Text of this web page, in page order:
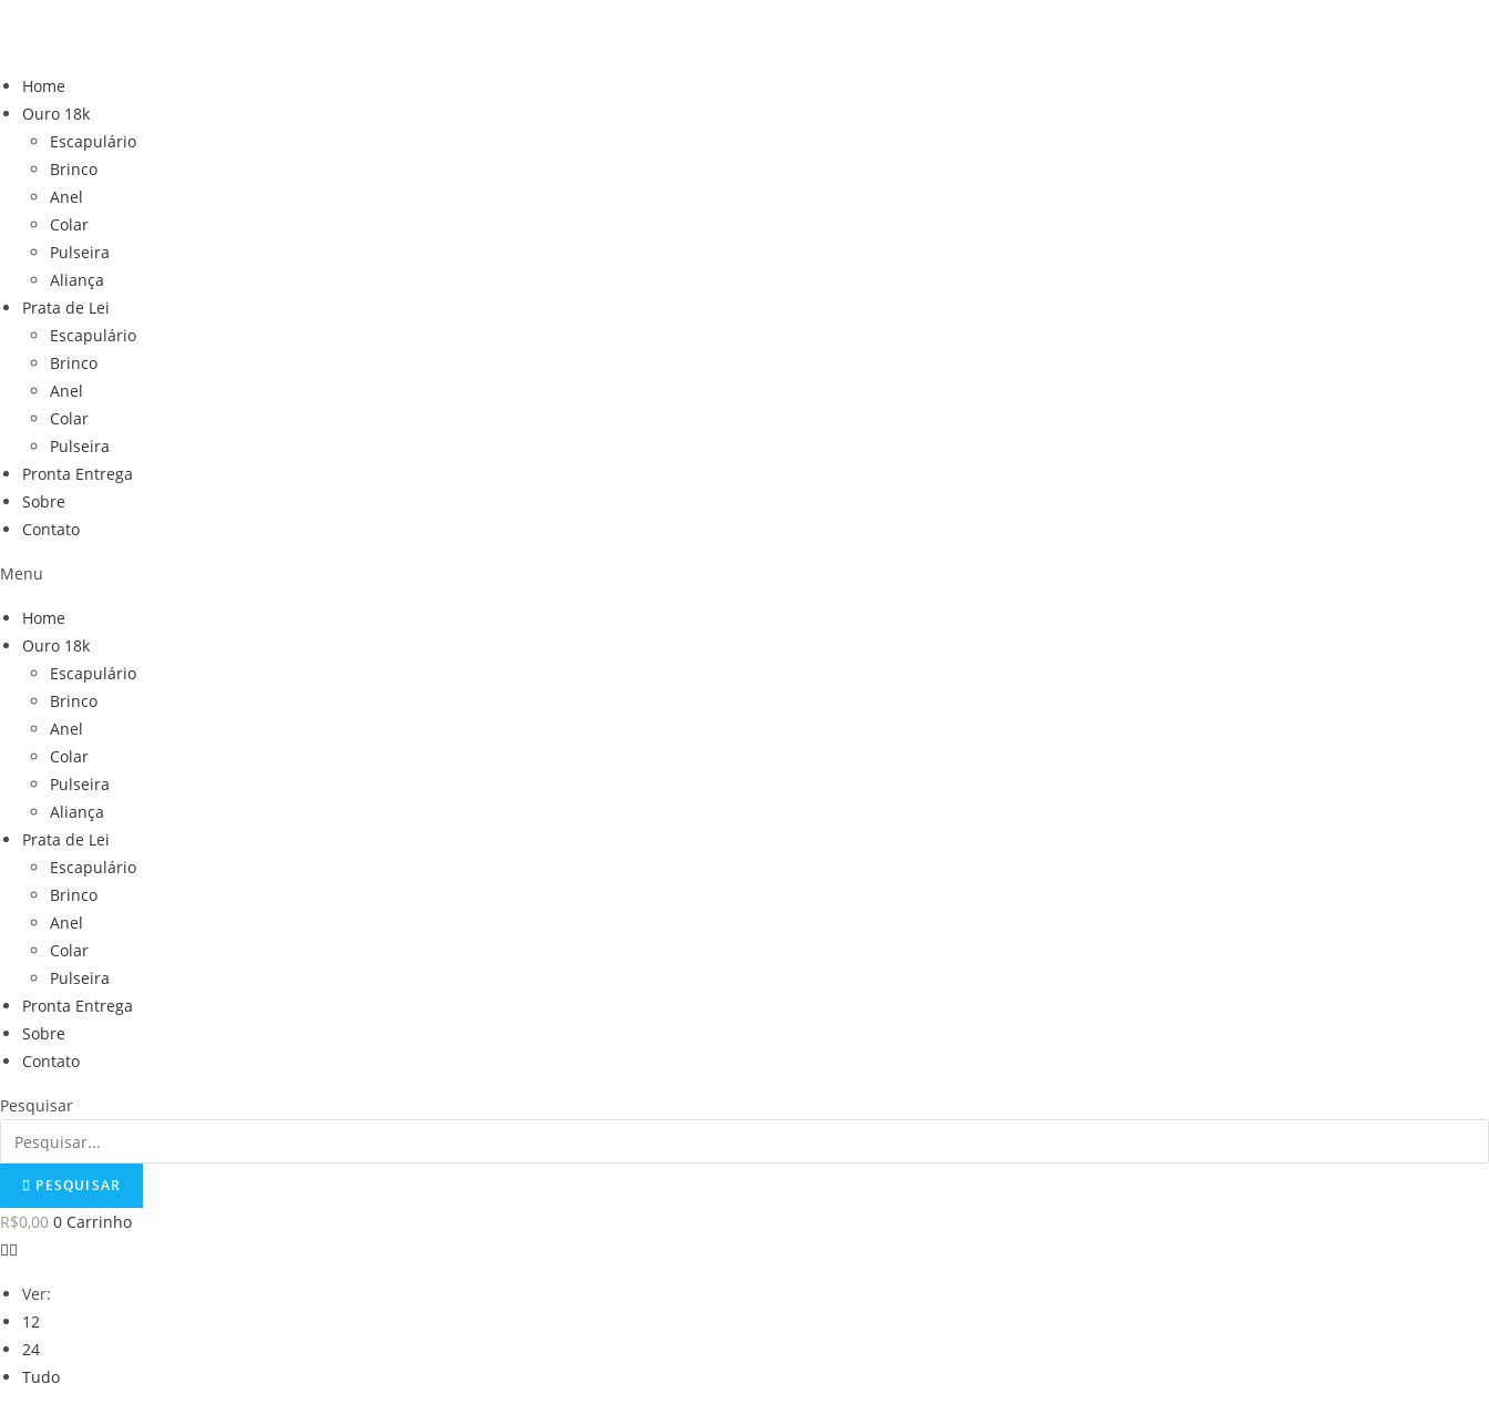
conteúdo
Home
Ouro 18k
Escapulário
Brinco
Anel
Colar
Pulseira
Aliança
Prata de Lei
Escapulário
Brinco
Anel
Colar
Pulseira
Pronta Entrega
Sobre
Contato
Menu
Home
Ouro 18k
Escapulário
Brinco
Anel
Colar
Pulseira
Aliança
Prata de Lei
Escapulário
Brinco
Anel
Colar
Pulseira
Pronta Entrega
Sobre
Contato
Pesquisar
PESQUISAR
R$0,00 0 Carrinho
Ver:
12
24
Tudo